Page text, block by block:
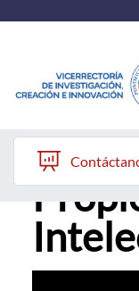
VINCI
Investigación
Creación
Día de